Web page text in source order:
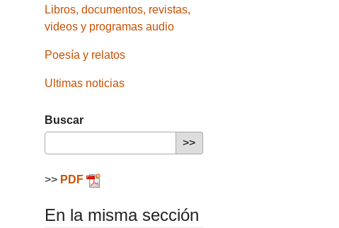
Libros, documentos, revistas,
videos y programas audio
Poesía y relatos
Ultimas noticias
Buscar
>> PDF
En la misma sección